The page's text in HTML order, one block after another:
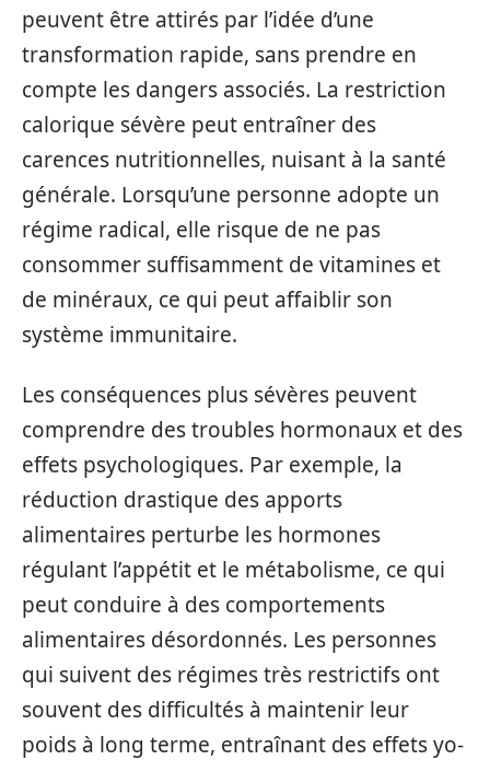
peuvent être attirés par l’idée d’une
transformation rapide, sans prendre en
compte les dangers associés. La restriction
calorique sévère peut entraîner des
carences nutritionnelles, nuisant à la santé
générale. Lorsqu’une personne adopte un
régime radical, elle risque de ne pas
consommer suffisamment de vitamines et
de minéraux, ce qui peut affaiblir son
système immunitaire.
Les conséquences plus sévères peuvent
comprendre des troubles hormonaux et des
effets psychologiques. Par exemple, la
réduction drastique des apports
alimentaires perturbe les hormones
régulant l’appétit et le métabolisme, ce qui
peut conduire à des comportements
alimentaires désordonnés. Les personnes
qui suivent des régimes très restrictifs ont
souvent des difficultés à maintenir leur
poids à long terme, entraînant des effets yo-